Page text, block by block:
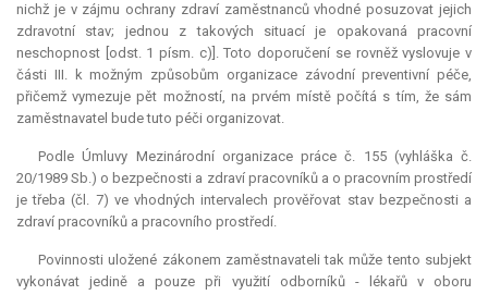
nichž je v zájmu ochrany zdraví zaměstnanců vhodné posuzovat jejich
zdravotní stav; jednou z takových situací je opakovaná pracovní
neschopnost [odst. 1 písm. c)]. Toto doporučení se rovněž vyslovuje v
části III. k možným způsobům organizace závodní preventivní péče,
přičemž vymezuje pět možností, na prvém místě počítá s tím, že sám
zaměstnavatel bude tuto péči organizovat.
Podle Úmluvy Mezinárodní organizace práce č. 155 (vyhláška č.
20/1989 Sb.) o bezpečnosti a zdraví pracovníků a o pracovním prostředí
je třeba (čl. 7) ve vhodných intervalech prověřovat stav bezpečnosti a
zdraví pracovníků a pracovního prostředí.
Povinnosti uložené zákonem zaměstnavateli tak může tento subjekt
vykonávat jedině a pouze při využití odborníků - lékařů v oboru